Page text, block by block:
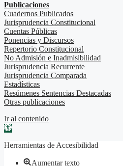
Publicaciones
Cuadernos Publicados
Jurisprudencia Constitucional
Cuentas Públicas
Ponencias y Discursos
Repertorio Constitucional
No Admisión e Inadmisibilidad
Jurisprudencia Recurrente
Jurisprudencia Comparada
Estadísticas
Resúmenes Sentencias Destacadas
Otras publicaciones
Ir al contenido
Abrir barra de herramientas
Herramientas de Accesibilidad
Aumentar texto